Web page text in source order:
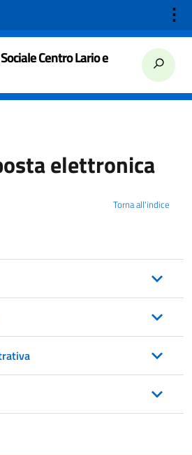
⋮
Centro Lario e
elettronica
Torna all'indice